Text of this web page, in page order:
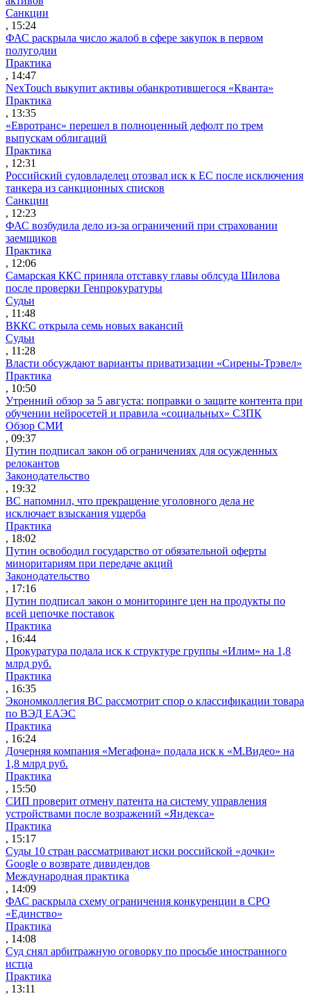
Санкции
, 15:24
ФАС раскрыла число жалоб в сфере закупок в первом
полугодии
Практика
, 14:47
NexTouch выкупит активы обанкротившегося «Кванта»
Практика
, 13:35
«Евротранс» перешел в полноценный дефолт по трем
выпускам облигаций
Практика
, 12:31
Российский судовладелец отозвал иск к ЕС после исключения
танкера из санкционных списков
Санкции
, 12:23
ФАС возбудила дело из-за ограничений при страховании
заемщиков
Практика
, 12:06
Самарская ККС приняла отставку главы облсуда Шилова
после проверки Генпрокуратуры
Судьи
, 11:48
ВККС открыла семь новых вакансий
Судьи
, 11:28
Власти обсуждают варианты приватизации «Сирены-Трэвел»
Практика
, 10:50
Утренний обзор за 5 августа: поправки о защите контента при
обучении нейросетей и правила «социальных» СЗПК
Обзор СМИ
, 09:37
Путин подписал закон об ограничениях для осужденных
релокантов
Законодательство
, 19:32
ВС напомнил, что прекращение уголовного дела не
исключает взыскания ущерба
Практика
, 18:02
Путин освободил государство от обязательной оферты
миноритариям при передаче акций
Законодательство
, 17:16
Путин подписал закон о мониторинге цен на продукты по
всей цепочке поставок
Практика
, 16:44
Прокуратура подала иск к структуре группы «Илим» на 1,8
млрд руб.
Практика
, 16:35
Экономколлегия ВС рассмотрит спор о классификации товара
по ВЭД ЕАЭС
Практика
, 16:24
Дочерняя компания «Мегафона» подала иск к «М.Видео» на
1,8 млрд руб.
Практика
, 15:50
СИП проверит отмену патента на систему управления
устройствами после возражений «Яндекса»
Практика
, 15:17
Суды 10 стран рассматривают иски российской «дочки»
Google о возврате дивидендов
Международная практика
, 14:09
ФАС раскрыла схему ограничения конкуренции в СРО
«Единство»
Практика
, 14:08
Суд снял арбитражную оговорку по просьбе иностранного
истца
Практика
, 13:11